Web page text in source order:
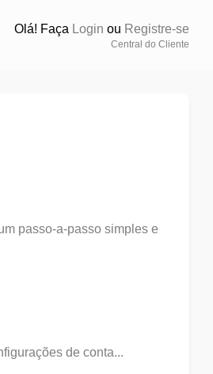
Olá! Faça Login ou Registre-se
Central do Cliente
passo-a-passo simples e
de conta...